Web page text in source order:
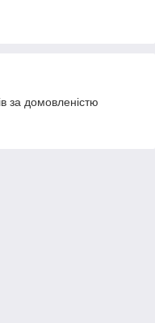
за домовленістю